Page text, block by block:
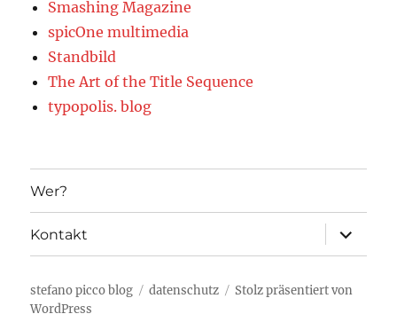
Smashing Magazine
spicOne multimedia
Standbild
The Art of the Title Sequence
typopolis. blog
Wer?
Kontakt
öffnen
stefano picco blog datenschutz
Stolz präsentiert von
WordPress